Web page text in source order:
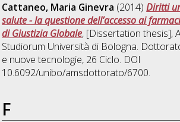
Cattaneo, Maria Ginevra (2014)Diritti
salute - la questione dell’accesso ai
di Giustizia Globale, [Dissertation thesis],
Studiorum Università di Bologna.
e nuove tecnologie, 26 Ciclo. DOI
10.6092/unibo/amsdottorato/6700.
F